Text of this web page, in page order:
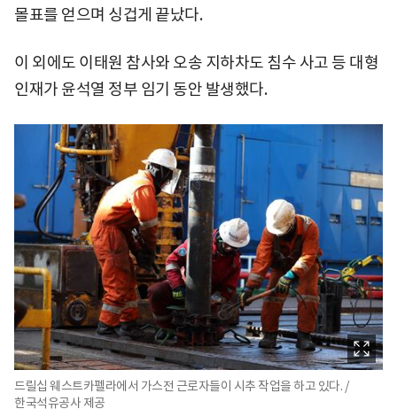
몰표를 얻으며 싱겁게 끝났다.
이 외에도 이태원 참사와 오송 지하차도 침수 사고 등 대형
인재가 윤석열 정부 임기 동안 발생했다.
드릴십 웨스트카펠라에서 가스전 근로자들이 시추 작업을 하고 있다. /
한국석유공사 제공